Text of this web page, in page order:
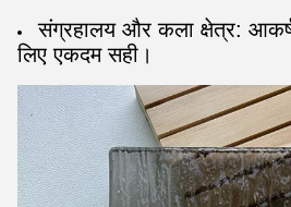
संग्रहालय और कला क्षेत्र:
लिए एकदम सही।